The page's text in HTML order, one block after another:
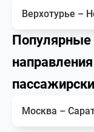
Верхотурье –
Москва –